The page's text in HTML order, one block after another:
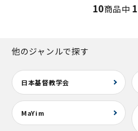
10商品中 1
他のジャンルで探す
日本基督教学会
MaYim